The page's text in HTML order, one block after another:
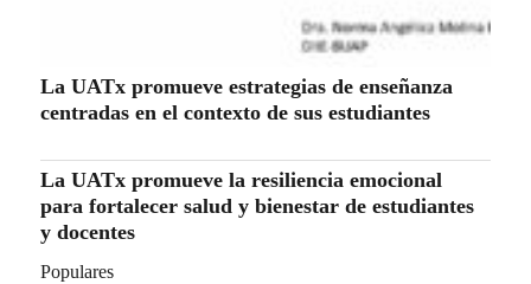
La UATx promueve estrategias de enseñanza
centradas en el contexto de sus estudiantes
La UATx promueve la resiliencia emocional
para fortalecer salud y bienestar de estudiantes
y docentes
Populares